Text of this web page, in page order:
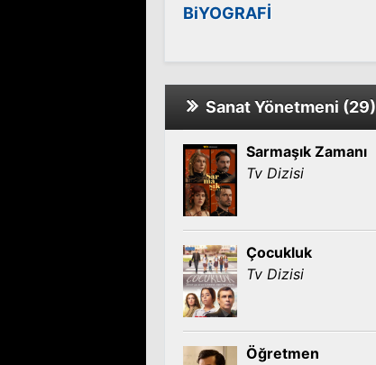
BiYOGRAFİ
Sanat Yönetmeni (29)
Sarmaşık Zamanı
Tv Dizisi
Çocukluk
Tv Dizisi
Öğretmen